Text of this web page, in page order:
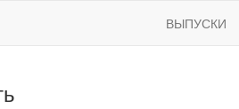
ВЫПУСКИ